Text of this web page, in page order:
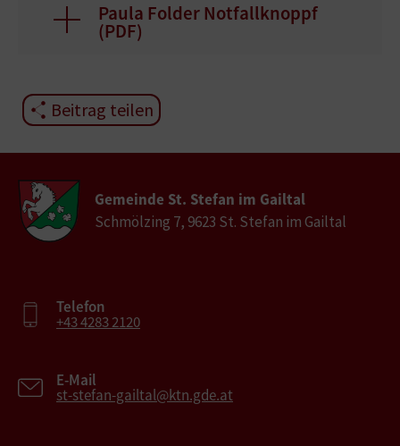
Paula Folder Notfallknoppf
(PDF)
Beitrag teilen
Gemeinde St. Stefan im Gailtal
Schmölzing 7, 9623 St. Stefan im Gailtal
Telefon
+43 4283 2120
E-Mail
st-stefan-gailtal@ktn.gde.at